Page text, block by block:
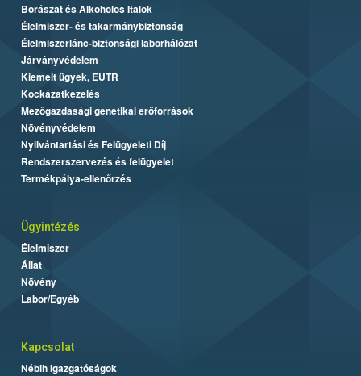
Borászat és Alkoholos Italok
Élelmiszer- és takarmánybiztonság
Élelmiszerlánc-biztonsági laborhálózat
Járványvédelem
Kiemelt ügyek, EUTR
Kockázatkezelés
Mezőgazdasági genetikai erőforrások
Növényvédelem
Nyilvántartási és Felügyeleti Díj
Rendszerszervezés és felügyelet
Termékpálya-ellenőrzés
Ügyintézés
Élelmiszer
Állat
Növény
Labor/Egyéb
Kapcsolat
Nébih Igazgatóságok